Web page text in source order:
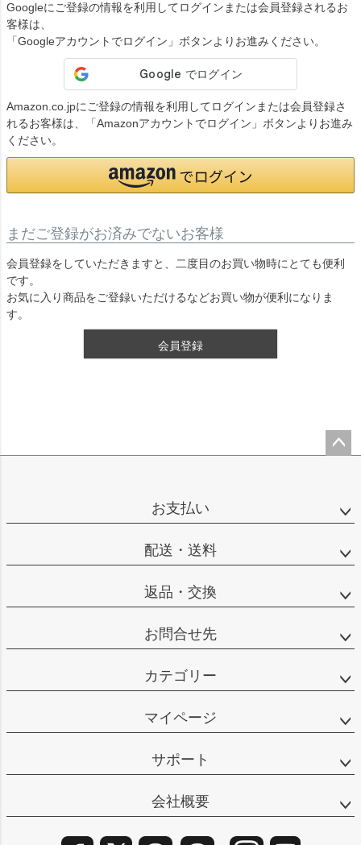
Googleにご登録の情報を利用してログインまたは会員登録されるお
客様は、
「Googleアカウントでログイン」ボタンよりお進みください。
Amazon.co.jpにご登録の情報を利用してログインまたは会員登録さ
れるお客様は、「Amazonアカウントでログイン」ボタンよりお進み
ください。
まだご登録がお済みでないお客様
会員登録をしていただきますと、二度目のお買い物時にとても便利
です。
お気に入り商品をご登録いただけるなどお買い物が便利になりま
す。
会員登録
お支払い
配送・送料
返品・交換
お問合せ先
カテゴリー
マイページ
サポート
会社概要